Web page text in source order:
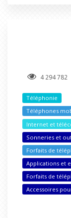
4 294 782
Téléphonie
Téléphones
Internet et
Sonneries et
Forfaits de
Applications et
Forfaits de
Accessoires